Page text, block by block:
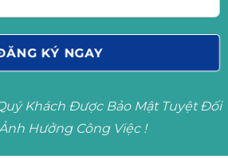
Khách Được Bảo Mật Tuyệt Đối
Hưởng Công Việc !